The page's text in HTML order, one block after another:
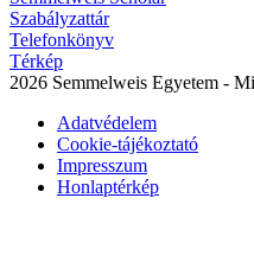
Szabályzattár
Telefonkönyv
Térkép
2026 Semmelweis Egyetem -
Adatvédelem
Cookie-tájékoztató
Impresszum
Honlaptérkép